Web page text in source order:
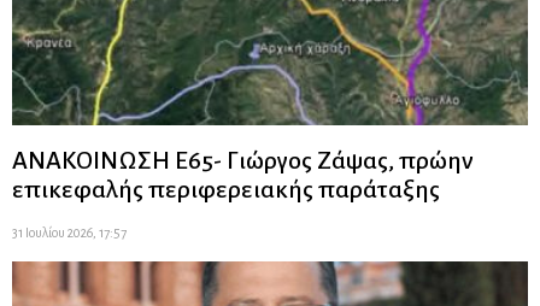
ΑΝΑΚΟΙΝΩΣΗ Ε65- Γιώργος Ζάψας, πρώην
επικεφαλής περιφερειακής παράταξης
31 Ιουλίου 2026, 17:57